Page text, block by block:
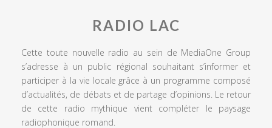
RADIO LAC
Cette toute nouvelle radio au sein de MediaOne Group
s’adresse à un public régional souhaitant s’informer et
participer à la vie locale grâce à un programme composé
d’actualités, de débats et de partage d’opinions. Le retour
de cette radio mythique vient compléter le paysage
radiophonique romand.